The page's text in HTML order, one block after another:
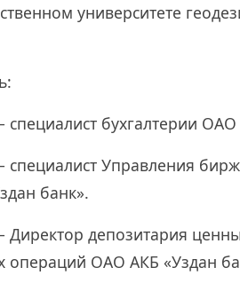
университете
бухгалтерии
специалист Управления
банк».
Директор депозитария
ОАО АКБ «Уздан